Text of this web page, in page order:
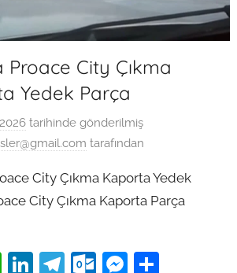
Proace City Çıkma
Yedek Parça
tarihinde gönderilmiş
tarafından
City Çıkma Kaporta Yedek
City Çıkma Kaporta Parça
W Li T
O
M